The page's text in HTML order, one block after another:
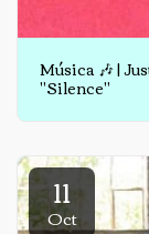
Música 🎶 |
"Silence"
11
Oct